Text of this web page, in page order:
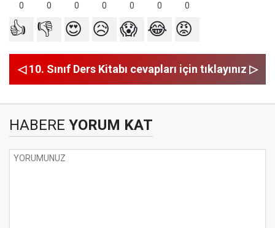
0 0 0 0 0 0 0
👍 👎 😍 😥 😱 😂 😡
◁ 10. Sınıf Ders Kitabı cevapları için tıklayınız ▷
HABERE YORUM KAT